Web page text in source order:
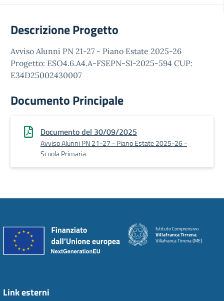
Descrizione Progetto
Avviso Alunni PN 21-27 - Piano Estate 2025-26
Progetto: ESO4.6.A4.A-FSEPN-SI-2025-594 CUP:
E34D25002430007
Documento Principale
Documento del 30/09/2025
Avviso Alunni PN 21-27 - Piano Estate 2025-26 -
Scuola Primaria
Istituto Comprensivo
Villafranca Tirrena
Villafranca Tirrena (ME)
Link esterni